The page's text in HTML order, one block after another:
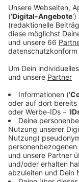
genutzt -
aus den 1960er-
dringend nötig.
Bis Ende der
Zugverkehr in
Anzeige
Bahnsperrung
Anzeige
Am Freitag (28-
acht Gleise